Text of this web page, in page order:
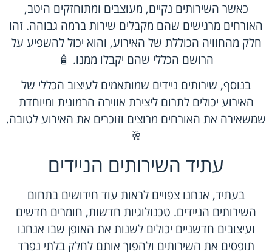
כאשר השירותים נקיים, מעוצבים ומתוחזקים היטב,
האורחים מרגישים שהם מקבלים שירות ברמה גבוהה. זהו
חלק מהחוויה הכוללת של האירוע, והוא יכול להשפיע על
הרושם הכללי שהם יקבלו ממנו. 🧴
בנוסף, שירותים ניידים שמותאמים לעיצוב הכללי של
האירוע יכולים לתרום ליצירת אווירה הרמונית ומיוחדת
שמשאירה את האורחים מרוצים וזוכרים את האירוע לטובה.
🥂
עתיד השירותים הניידים
בעתיד, אנחנו צפויים לראות עוד חידושים בתחום
השירותים הניידים. טכנולוגיות חדשות, חומרים חדשים
ועיצובים חדשניים יכולים לשנות את האופן שבו אנחנו
תופסים את השירותים ולהפוך אותם לחלק בלתי נפרד